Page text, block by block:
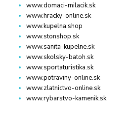
www.domaci-milacik.sk
www.hracky-online.sk
www.kupelna.shop
www.stonshop.sk
www.sanita-kupelne.sk
www.skolsky-batoh.sk
www.sportaturistika.sk
www.potraviny-online.sk
www.zlatnictvo-online.sk
www.rybarstvo-kamenik.sk